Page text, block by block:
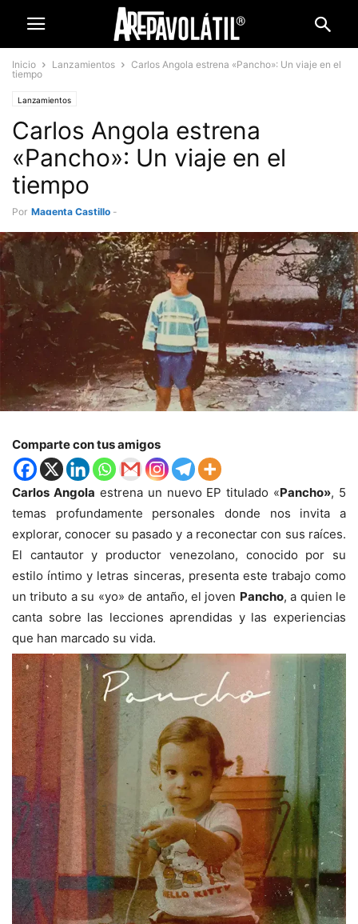
Inicio Lanzamientos
Carlos Angola estrena «Pancho»: Un viaje en el
tiempo
Lanzamientos
Carlos Angola estrena
«Pancho»: Un viaje en el
tiempo
Por Magenta Castillo -
Comparte con tus amigos
Carlos Angola estrena un nuevo EP titulado «Pancho», 5
temas profundamente personales donde nos invita a
explorar, conocer su pasado y a reconectar con sus raíces.
El cantautor y productor venezolano, conocido por su
estilo íntimo y letras sinceras, presenta este trabajo como
un tributo a su «yo» de antaño, el joven Pancho, a quien le
canta sobre las lecciones aprendidas y las experiencias
que han marcado su vida.